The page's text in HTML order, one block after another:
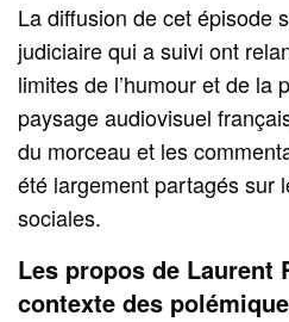
La diffusion de cet épisode
judiciaire qui a suivi ont
limites de l’humour et de la
paysage audiovisuel
du morceau et les
été largement partagés sur
sociales.
Les propos de Laurent
contexte des